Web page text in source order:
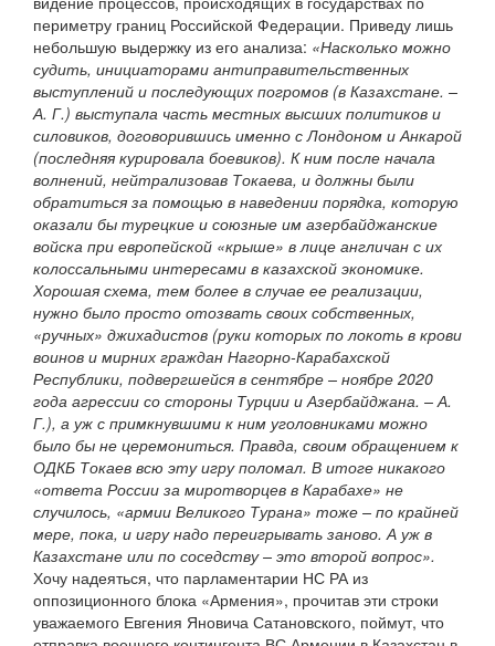
периметру границ Российской Федерации. Приведу лишь
небольшую выдержку из его анализа: «Насколько можно
судить, инициаторами антиправительственных
выступлений и последующих погромов (в Казахстане. –
А. Г.) выступала часть местных высших политиков и
силовиков, договорившись именно с Лондоном и Анкарой
(последняя курировала боевиков). К ним после начала
волнений, нейтрализовав Токаева, и должны были
обратиться за помощью в наведении порядка, которую
оказали бы турецкие и союзные им азербайджанские
войска при европейской «крыше» в лице англичан с их
колоссальными интересами в казахской экономике.
Хорошая схема, тем более в случае ее реализации,
нужно было просто отозвать своих собственных,
«ручных» джихадистов (руки которых по локоть в крови
воинов и мирних граждан Нагорно-Карабахской
Республики, подвергшейся в сентябре – ноябре 2020
года агрессии со стороны Турции и Азербайджана. – А.
Г.), а уж с примкнувшими к ним уголовниками можно
было бы не церемониться. Правда, своим обращением к
ОДКБ Токаев всю эту игру поломал. В итоге никакого
«ответа России за миротворцев в Карабахе» не
случилось, «армии Великого Турана» тоже – по крайней
мере, пока, и игру надо переигрывать заново. А уж в
Казахстане или по соседству – это второй вопрос».
Хочу надеяться, что парламентарии НС РА из
оппозиционного блока «Армения», прочитав эти строки
уважаемого Евгения Яновича Сатановского, поймут, что